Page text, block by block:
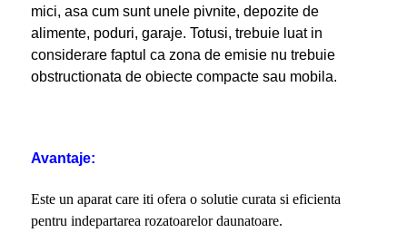
mici, asa cum sunt unele pivnite, depozite de
alimente, poduri, garaje. Totusi, trebuie luat in
considerare faptul ca zona de emisie nu trebuie
obstructionata de obiecte compacte sau mobila.
Avantaje:
Este un aparat care iti ofera o solutie curata si eficienta
pentru indepartarea rozatoarelor daunatoare.